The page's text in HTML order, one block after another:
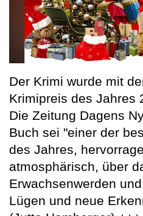
Der Krimi wurde mit
Krimipreis des Jahres
Die Zeitung Dagens
Buch sei "einer der
des Jahres,
atmosphärisch, über
Erwachsenwerden
Lügen und neue